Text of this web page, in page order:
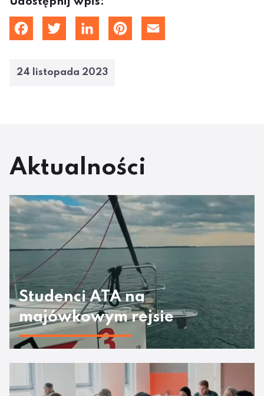
TwitterLinkedInPinterestEmail
24 listopada 2023
Aktualności
Studenci ATA na
majówkowym rejsie